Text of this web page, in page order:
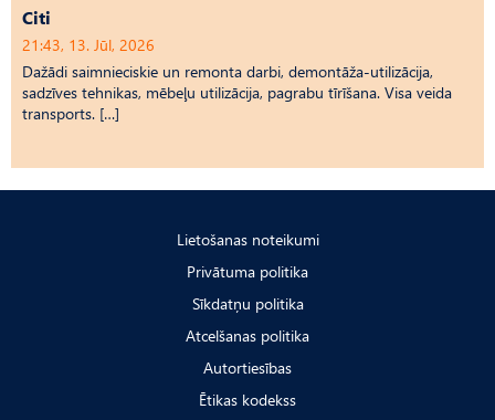
Citi
21:43, 13. Jūl, 2026
Dažādi saimnieciskie un remonta darbi, demontāža-utilizācija,
sadzīves tehnikas, mēbeļu utilizācija, pagrabu tīrīšana. Visa veida
transports. […]
Lietošanas noteikumi
Privātuma politika
Sīkdatņu politika
Atcelšanas politika
Autortiesības
Ētikas kodekss